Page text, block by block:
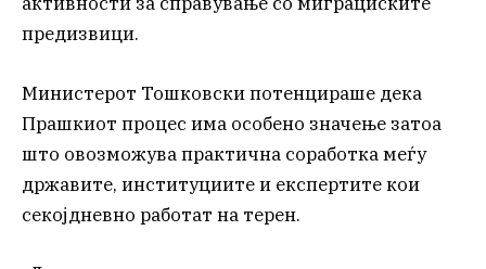
предизвици.
Министерот Тошковски потенцираше дека
Прашкиот процес има особено значење затоа
што овозможува практична соработка меѓу
државите, институциите и експертите кои
секојдневно работат на терен.